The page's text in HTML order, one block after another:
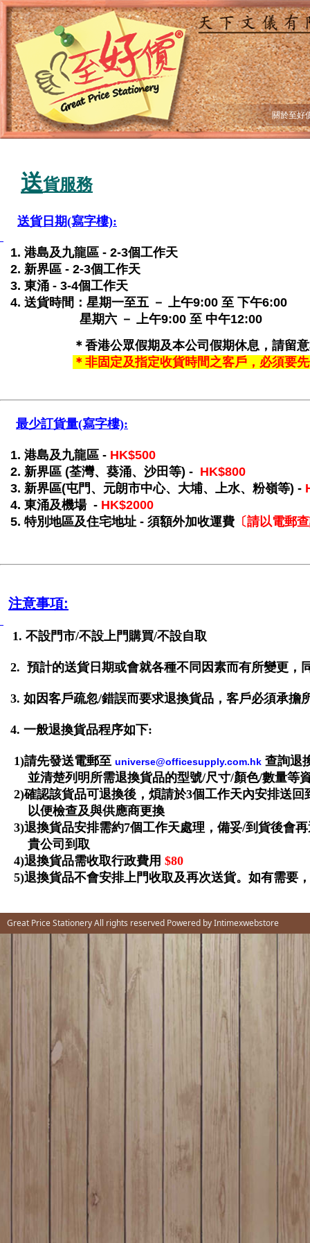
關於至好
送貨服務
送貨日期(寫字樓):
1. 港島及九龍區 - 2-3個工作天
2. 新界區 - 2-3個工作天
3. 東涌 - 3-4個工作天
4. 送貨時間：星期一至五 － 上午9:00 至 下午6:00
星期六 － 上午9:00 至 中午12:00
＊香港公眾假期及本公司假期休息，請留意
＊非固定及指定收貨時間之客戶，必須要
最少訂貨量(寫字樓):
1. 港島及九龍區 - HK$500
2. 新界區 (荃灣、葵涌、沙田等) - HK$800
3. 新界區(屯門、元朗市中心、大埔、上水、粉嶺等) -
4. 東涌及機場 - HK$2000
5. 特別地區及住宅地址 - 須額外加收運費 〔請以電郵
注意事項:
1. 不設門市/不設上門購買/不設自取
2. 預計的送貨日期或會就各種不同因素而有所變更，
3. 如因客戶疏忽/錯誤而要求退換貨品，客戶必須承
4. 一般退換貨品程序如下:
1)請先發送電郵至 universe@officesupply.com.hk 查詢退
並清楚列 明所需退換貨品的型號/尺寸/顏色/數量等
2)確認該貨品可退換後 ，煩請於3個工作天內安排送回
以便檢查及與供應商更換
3)退換貨品安排需約7個工作天處理 ，備妥/到貨後會
貴公司到取
4)退換貨品需收取行政費用 $80
5)退換貨品不會安排上門收取及再次送貨。如有需要
Great Price Stationery All rights reserved Powered byIntimexwebstore